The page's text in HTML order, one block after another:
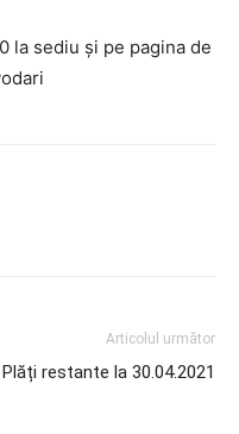
la sediu și pe pagina de
Articolul următor
Plăți restante la 30.04.2021